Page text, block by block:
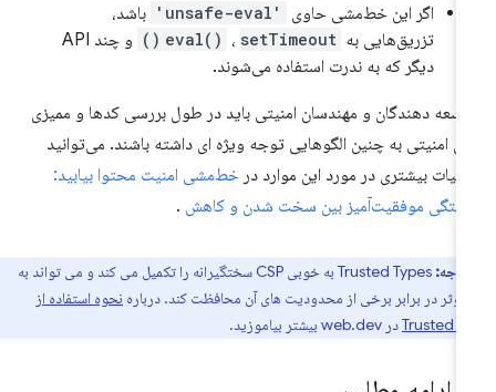
اگر این خط‌مشی حاوی 'unsafe-eval'
باشد،
تزریق‌هایی به
eval() ،setTimeout()
و چند API
دیگر که به ندرت استفاده می‌شوند.
دهندگان و مهندسان امنیتی باید در طول بررسی کدها و ممیزی
امنیتی به چنین الگوهایی توجه ویژه ای داشته باشند. می‌توانید
بیشتری در مورد این موارد درخط‌مشی امنیت محتوا بیابید:
موفقیت‌آمیز بین سخت شدن و کاهش.
Trusted Types به خوبی CSP سختگیرانه را تکمیل می کند و می تواند به
در برابر برخی از محدودیت های آن محافظت کند. درباره نحوه استفاده از
Trustedدر web.dev بیشتر بیاموزید.